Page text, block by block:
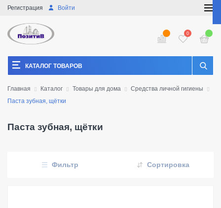
Войти
Регистрация
0
КАТАЛОГ ТОВАРОВ
Главная Каталог Товары для дома
Средства личной гигиены
Паста зубная, щётки
Паста зубная, щётки
Фильтр Сортировка